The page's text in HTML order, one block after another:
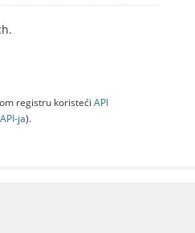
registru koristeći API
jа).